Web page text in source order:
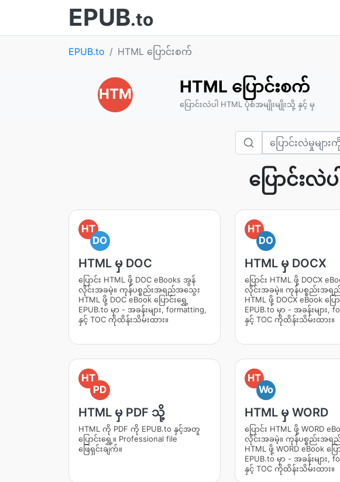
EPUB.to
EPUB.to HTML ပြောင်းစက်
HTM HTML ပြောင်းစက်
ပြောင်းလဲပါ HTML ပုံစံအမျိုးမျိုးသို့ နှင့် မှ
ပြောင်းလဲ
HT
DO
HTML မှ DOC
ပြောင်း HTML ဖို့ DOC eBooks အွန်
လိုင်းအခမဲ့။ ကုန်ပစ္စည်းအရည်အသွေး
HTML ဖို့ DOC eBook ပြောင်းရွှေ့
EPUB.to မှာ - အခန်းများ, formatting,
နှင့် TOC ကိုထိန်းသိမ်းထား။
HT
DO
HTML မှ DOCX
ပြောင်း HTML ဖို့ DOCX
လိုင်းအခမဲ့။ ကုန်ပစ္စည်းအရ
HTML ဖို့ DOCX eBook ပြေ
EPUB.to မှာ - အခန်းများ,
နှင့် TOC ကိုထိန်းသိမ်းထား။
HT
PD
HTML မှ PDF သို့
HTML ကို PDF ကို EPUB.to နှင့်အတူ
ပြောင်းရွှေ့။ Professional file
ဖြေရှင်းချက်။
HT
Wo
HTML မှ WORD
ပြောင်း HTML ဖို့ WORD
လိုင်းအခမဲ့။ ကုန်ပစ္စည်းအရ
HTML ဖို့ WORD eBook ပြေ
EPUB.to မှာ - အခန်းများ,
နှင့် TOC ကိုထိန်းသိမ်းထား။